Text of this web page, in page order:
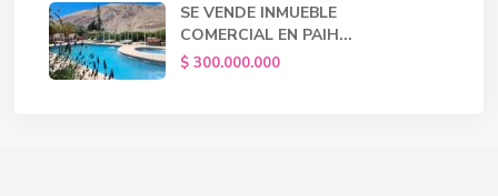
SE VENDE INMUEBLE
COMERCIAL EN PAIH...
$ 300.000.000